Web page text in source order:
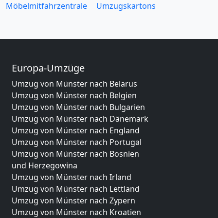
Möbelmitfahrzentrale
Umzugskartons
Europa-Umzüge
Umzug von Münster nach Belarus
Umzug von Münster nach Belgien
Umzug von Münster nach Bulgarien
Umzug von Münster nach Dänemark
Umzug von Münster nach England
Umzug von Münster nach Portugal
Umzug von Münster nach Bosnien
und Herzegowina
Umzug von Münster nach Irland
Umzug von Münster nach Lettland
Umzug von Münster nach Zypern
Umzug von Münster nach Kroatien